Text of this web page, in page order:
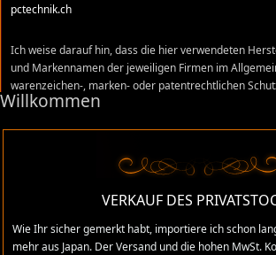
pctechnik.ch
Ich weise darauf hin, dass die hier verwendeten
und Markennamen der jeweiligen Firmen im
warenzeichen-, marken- oder patentrechtlichen
stehe in keinem Zusammenhang mit diesen Firmen
angeeignet habe. Trotz sorgfältigster Prüfung können
Verwechslungen oder Fehler eingeschlichen haben.
Verantwortung für absolute Richtigkeit aller Angaben,
Willkommen
VERKAUF DES
Wie Ihr sicher gemerkt habt, importiere ich schon
mehr aus Japan. Der Versand und die hohen MwSt.